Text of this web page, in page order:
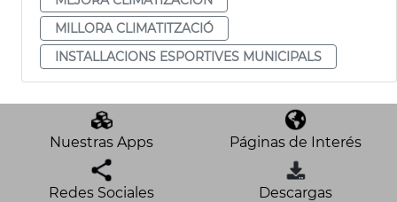
MILLORA CLIMATITZACIÓ
INSTALLACIONS ESPORTIVES MUNICIPALS
Nuestras Apps Páginas de Interés
Redes Sociales Descargas